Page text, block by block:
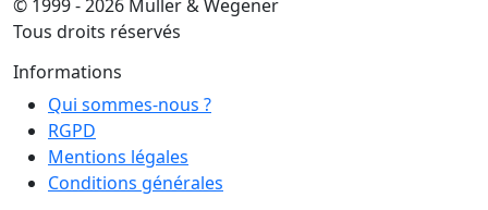
© 1999 - 2026 Muller & Wegener
Tous droits réservés
Informations
Qui sommes-nous ?
RGPD
Mentions légales
Conditions générales